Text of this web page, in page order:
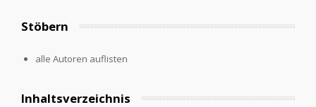
Stöbern
alle Autoren auflisten
Inhaltsverzeichnis